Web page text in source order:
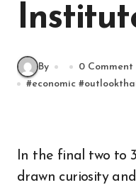
By
0 Comment
#economic #
In the final two to
drawn curiosity